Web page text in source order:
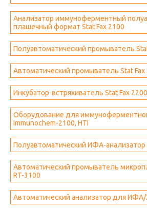
Анализатор иммуноферментный
плашечный формат Stat Fax 2100
Полуавтоматический промыватель
Автоматический промыватель Stat Fax
Инкубатор-встряхиватель Stat Fax 2200
Оборудование для
Immunochem-2100, HTI
Полуавтоматический ИФА-анализатор
Автоматический промыватель
RT-3100
Автоматический анализатор для